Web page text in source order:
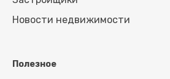
Новости недвижимости
Полезное